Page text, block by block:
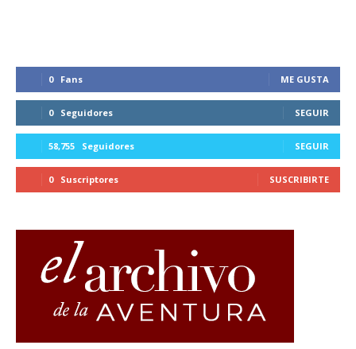
0 Fans ME GUSTA
0 Seguidores SEGUIR
58,755 Seguidores SEGUIR
0 Suscriptores SUSCRIBIRTE